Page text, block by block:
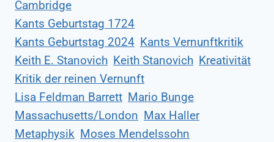
Cambridge
Kants Geburtstag 1724
Kants Geburtstag 2024 Kants Vernunftkritik
Keith E. Stanovich Keith Stanovich Kreativität
Kritik der reinen Vernunft
Lisa Feldman Barrett Mario Bunge
Massachusetts/London Max Haller
Metaphysik Moses Mendelssohn